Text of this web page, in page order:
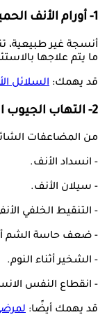
1- أورام الأنف الحميدة
أنسجة غير طبيعية،
ما يتم علاجها
قد يهمك: السلائل
2- التهاب الجيوب الأنفية
من المضاعفات
- انسداد الأنف.
- سيلان الأنف.
- التنقيط الخلفي
- ضعف حاسة الشم
- الشخير أثناء النوم.
- انقطاع النفس
قد يهمك أيضًا: